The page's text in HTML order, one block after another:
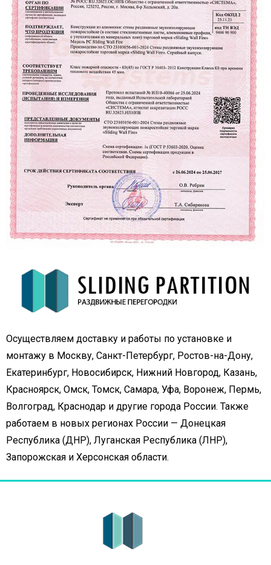
Осуществляем доставку и работы по установке и
монтажу в Москву, Санкт-Петербург, Ростов-на-Дону,
Екатеринбург, Новосибирск, Нижний Новгород, Казань,
Красноярск, Омск, Томск, Самара, Уфа, Воронеж, Пермь,
Волгоград, Краснодар и другие города России. Также
работаем в новых регионах России — Донецкая
Республика (ДНР), Луганская Республика (ЛНР),
Запорожская и Херсонская области.